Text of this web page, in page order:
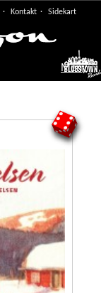
Kontakt Sidekart
Meny